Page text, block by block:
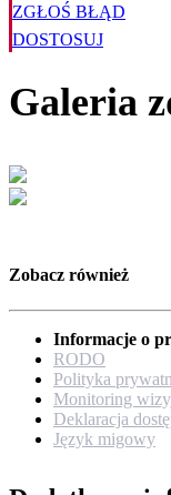
ZGŁOŚ BŁĄD
DOSTOSUJ
Galeria
Zobacz również
Informacje o
RODO
Polityka
Monitoring
Deklaracja
Język migowy